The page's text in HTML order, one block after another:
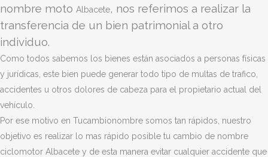
nombre moto Albacete, nos referimos a realizar la
transferencia de un bien patrimonial a otro
individuo.
Como todos sabemos los bienes están asociados a personas físicas
y jurídicas, este bien puede generar todo tipo de multas de trafico,
accidentes u otros dolores de cabeza para el propietario actual del
vehículo.
Por ese motivo en Tucambionombre somos tan rápidos, nuestro
objetivo es realizar lo mas rápido posible tu cambio de nombre
ciclomotor Albacete y de esta manera evitar cualquier accidente que